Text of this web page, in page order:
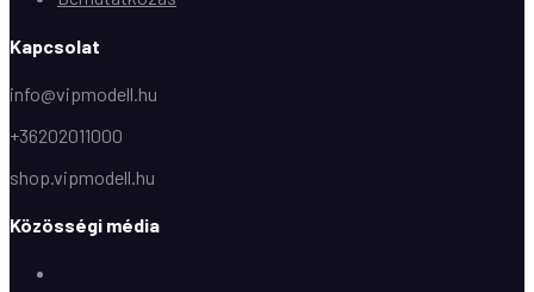
Kapcsolat
info@vipmodell.hu
+36202011000
shop.vipmodell.hu
Közösségi média